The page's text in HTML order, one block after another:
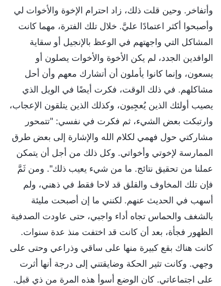
وأتفاخر. وحين قلت ذلك، زاد احترام الإخوة والأخوات لي
وأصبحوا أكثر اعتمادًا عليَّ. خلال تلك الفترة، مهما كانت
المشاكل التي واجهتهم في الوعظ بالإنجيل أو سقاية
الوافدين الجدد، لم يكن الأخوة والأخوات يصلون أو
يسعون، وإنما كانوا يأملون أن أتشارك معهم وأن أحل
مشاكلهم. في ذلك الوقت، فكرت أيضًا في الويل الذي
يصيب أولئك الذين يُعجِبون، وكذلك الذين يتلقون الإعجاب،
وارتبكت بعض الشيء، ثم فكرت في نفسي: "تتمحور
مشاركتي حول فهمي لكلام الله والإشارة إلى بعض طرق
الممارسة لإخوتي وأخواتي. وكل ذلك من أجل أن يتمكن
عملنا من تحقيق نتائج. ما من شيء يعيب ذلك". ومن ثَمَّ
فإن تلك المخاوف والقلق قد لاحا فقط في ذهني، ولم
أسهب في الحديث عنهم. لكنني ما إن أصبحت مليئة
بالشغف والحماس تجاه أداء واجبي، حتى عاودت الصدفية
الظهور فجأة، بعد أن كانت قد اختفت منذ عدة سنوات.
كانت هناك بقع كبيرة منها على ساقي وذراعي وحتى على
وجهي. وكانت تثير الحكة وضايقتني إلى درجة أنها أثرت
على اجتماعاتي. كان الوضع أسوأ هذه المرة من ذي قبل.